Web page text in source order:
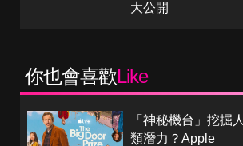
大公開
你也會喜歡Like
「神秘機台」挖掘人
類潛力？Apple